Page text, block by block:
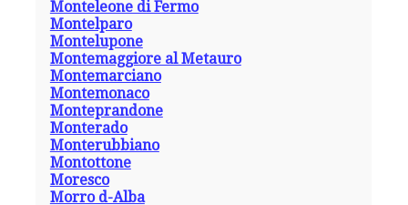
Monteleone di Fermo
Montelparo
Montelupone
Montemaggiore al Metauro
Montemarciano
Montemonaco
Monteprandone
Monterado
Monterubbiano
Montottone
Moresco
Morro d-Alba